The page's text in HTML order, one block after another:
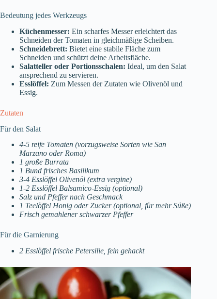
Bedeutung jedes Werkzeugs
Küchenmesser: Ein scharfes Messer erleichtert das
Schneiden der Tomaten in gleichmäßige Scheiben.
Schneidebrett: Bietet eine stabile Fläche zum
Schneiden und schützt deine Arbeitsfläche.
Salatteller oder Portionsschalen: Ideal, um den Salat
ansprechend zu servieren.
Esslöffel: Zum Messen der Zutaten wie Olivenöl und
Essig.
Zutaten
Für den Salat
4-5 reife Tomaten (vorzugsweise Sorten wie San
Marzano oder Roma)
1 große Burrata
1 Bund frisches Basilikum
3-4 Esslöffel Olivenöl (extra vergine)
1-2 Esslöffel Balsamico-Essig (optional)
Salz und Pfeffer nach Geschmack
1 Teelöffel Honig oder Zucker (optional, für mehr Süße)
Frisch gemahlener schwarzer Pfeffer
Für die Garnierung
2 Esslöffel frische Petersilie, fein gehackt